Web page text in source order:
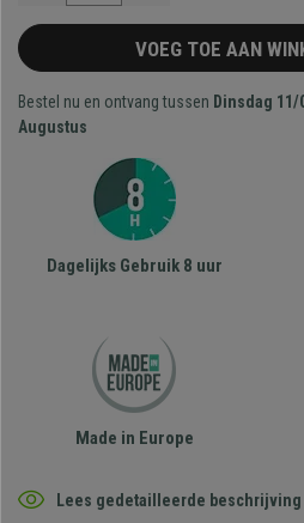
VOEG TOE AAN
Bestel nu en ontvang tussen Dinsdag 11/
Augustus
Dagelijks Gebruik 8 uur
Made in Europe
Lees gedetailleerde beschrijving